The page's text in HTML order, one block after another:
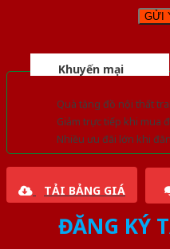
Khuyến mại
Quà tặng đồ nội thất
Giảm trực tiếp khi mua
Nhiều ưu đãi lớn khi
TẢI BẢNG GIÁ
ĐĂNG KÝ